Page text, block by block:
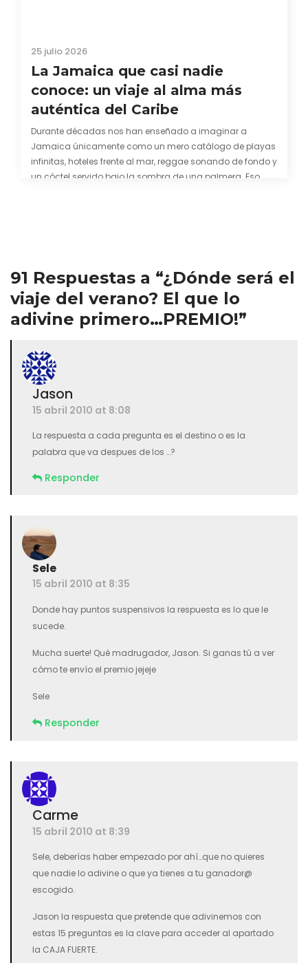
25 julio 2026
La Jamaica que casi nadie
conoce: un viaje al alma más
auténtica del Caribe
Durante décadas nos han enseñado a imaginar a
Jamaica únicamente como un mero catálogo de playas
infinitas, hoteles frente al mar, reggae sonando de fondo y
un cóctel servido bajo la sombra de una palmera. Eso
91 Respuestas a “¿Dónde será el
viaje del verano? El que lo
adivine primero…PREMIO!”
Jason
15 abril 2010 at 8:08
La respuesta a cada pregunta es el destino o es la
palabra que va despues de los …?
Responder
Sele
15 abril 2010 at 8:35
Donde hay puntos suspensivos la respuesta es lo que le
sucede.
Mucha suerte! Qué madrugador, Jason. Si ganas tú a ver
cómo te envío el premio jejeje
Sele
Responder
Carme
15 abril 2010 at 8:39
Sele, deberías haber empezado por ahí…que no quieres
que nadie lo adivine o que ya tienes a tu ganador@
escogido.
Jason la respuesta que pretende que adivinemos con
estas 15 preguntas es la clave para acceder al apartado
la CAJA FUERTE.